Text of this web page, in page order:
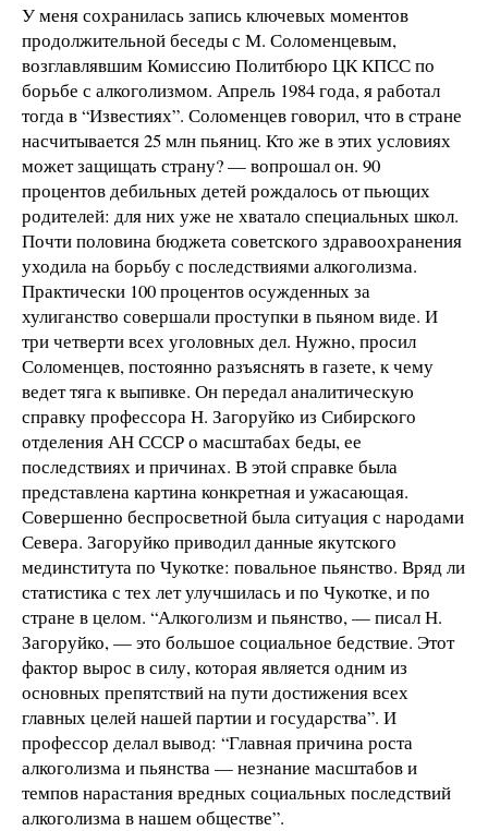
У меня сохранилась запись ключевых моментов
продолжительной беседы с М. Соломенцевым,
возглавлявшим Комиссию Политбюро ЦК КПСС по
борьбе с алкоголизмом. Апрель 1984 года, я работал
тогда в “Известиях”. Соломенцев говорил, что в стране
насчитывается 25 млн пьяниц. Кто же в этих условиях
может защищать страну? — вопрошал он. 90
процентов дебильных детей рождалось от пьющих
родителей: для них уже не хватало специальных школ.
Почти половина бюджета советского здравоохранения
уходила на борьбу с последствиями алкоголизма.
Практически 100 процентов осужденных за
хулиганство совершали проступки в пьяном виде. И
три четверти всех уголовных дел. Нужно, просил
Соломенцев, постоянно разъяснять в газете, к чему
ведет тяга к выпивке. Он передал аналитическую
справку профессора Н. Загоруйко из Сибирского
отделения АН СССР о масштабах беды, ее
последствиях и причинах. В этой справке была
представлена картина конкретная и ужасающая.
Совершенно беспросветной была ситуация с народами
Севера. Загоруйко приводил данные якутского
мединститута по Чукотке: повальное пьянство. Вряд ли
статистика с тех лет улучшилась и по Чукотке, и по
стране в целом. “Алкоголизм и пьянство, — писал Н.
Загоруйко, — это большое социальное бедствие. Этот
фактор вырос в силу, которая является одним из
основных препятствий на пути достижения всех
главных целей нашей партии и государства”. И
профессор делал вывод: “Главная причина роста
алкоголизма и пьянства — незнание масштабов и
темпов нарастания вредных социальных последствий
алкоголизма в нашем обществе”.